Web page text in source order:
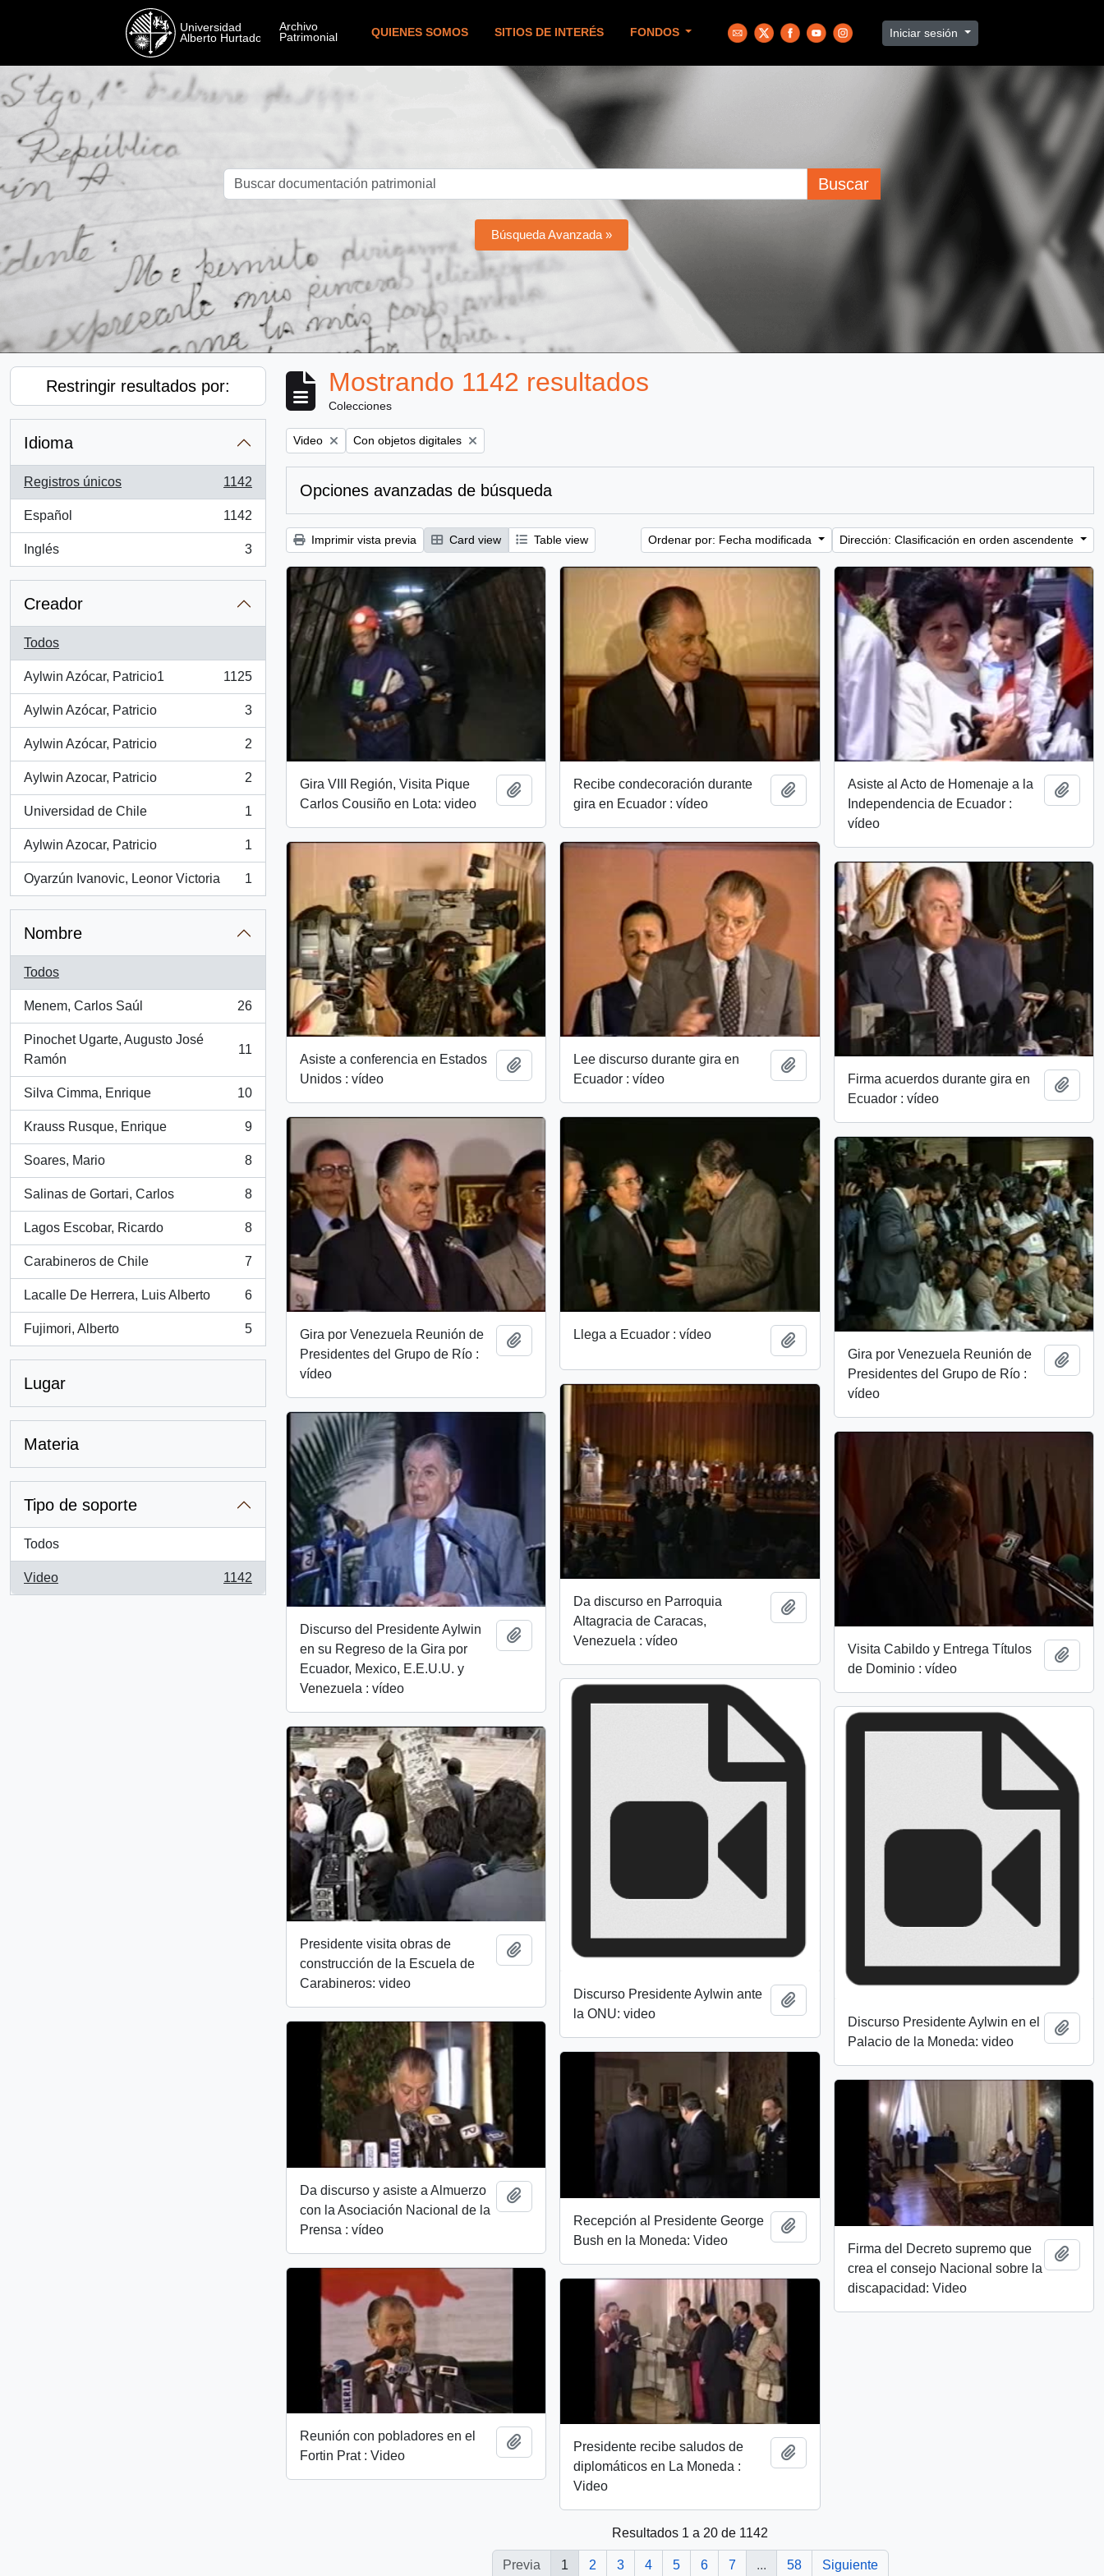
QUIENES SOMOS SITIOS DE INTERÉS FONDOS Iniciar sesión
Buscar
Búsqueda Avanzada »
Restringir resultados por:
Idioma
Registros únicos
, 1142 resultados
1142
Español
, 1142 resultados
1142
Inglés
, 3 resultados
3
Creador
Todos
Aylwin Azócar, Patricio1
, 1125 resultados
1125
Aylwin Azócar, Patricio
, 3 resultados
3
Aylwin Azócar, Patricio
, 2 resultados
2
Aylwin Azocar, Patricio
, 2 resultados
2
Universidad de Chile
, 1 resultados
1
Aylwin Azocar, Patricio
, 1 resultados
1
Oyarzún Ivanovic, Leonor Victoria
, 1 resultados
1
Nombre
Todos
Menem, Carlos Saúl
, 26 resultados
26
Pinochet Ugarte, Augusto José
Ramón
, 11 resultados
11
Silva Cimma, Enrique
, 10 resultados
10
Krauss Rusque, Enrique
, 9 resultados
9
Soares, Mario
, 8 resultados
8
Salinas de Gortari, Carlos
, 8 resultados
8
Lagos Escobar, Ricardo
, 8 resultados
8
Carabineros de Chile
, 7 resultados
7
Lacalle De Herrera, Luis Alberto
, 6 resultados
6
Fujimori, Alberto
, 5 resultados
5
Lugar
Materia
Tipo de soporte
Todos
Video
, 1142 resultados
1142
Mostrando 1142 resultados
Colecciones
Remove filter:
Video Remove filter:
Con objetos digitales
Opciones avanzadas de búsqueda
Imprimir vista previa Card view Table view Ordenar por: Fecha modificada Dirección: Clasificación en orden ascendente
Gira VIII Región, Visita Pique
Carlos Cousiño en Lota: video
Añadir al portapapeles
Recibe condecoración durante
gira en Ecuador : vídeo
Añadir al portapapeles
Asiste al Acto de Homenaje a la
Independencia de Ecuador :
vídeo
Asiste a conferencia en Estados
Unidos : vídeo
Añadir al portapapeles
Lee discurso durante gira en
Ecuador : vídeo
Añadir al portapapeles
Firma acuerdos durante gira en
Ecuador : vídeo
Gira por Venezuela Reunión de
Presidentes del Grupo de Río :
vídeo
Añadir al portapapeles
Llega a Ecuador : vídeo
Añadir al portapapeles
Gira por Venezuela Reunión de
Presidentes del Grupo de Río :
vídeo
Da discurso en Parroquia
Altagracia de Caracas,
Venezuela : vídeo
Añadir al portapapeles
Discurso del Presidente Aylwin
en su Regreso de la Gira por
Ecuador, Mexico, E.E.U.U. y
Venezuela : vídeo
Añadir al portapapeles
Visita Cabildo y Entrega Títulos
de Dominio : vídeo
Discurso Presidente Aylwin ante
la ONU: video
Añadir al portapapeles
Discurso Presidente Aylwin en el
Palacio de la Moneda: video
Presidente visita obras de
construcción de la Escuela de
Carabineros: video
Añadir al portapapeles
Da discurso y asiste a Almuerzo
con la Asociación Nacional de la
Prensa : vídeo
Añadir al portapapeles
Recepción al Presidente George
Bush en la Moneda: Video
Añadir al portapapeles
Firma del Decreto supremo que
crea el consejo Nacional sobre la
discapacidad: Video
Reunión con pobladores en el
Fortin Prat : Video
Añadir al portapapeles
Presidente recibe saludos de
diplomáticos en La Moneda :
Video
Añadir al portapapeles
Resultados 1 a 20 de 1142
Previa 1 2 3 4 5 6 7 ... 58 Siguiente